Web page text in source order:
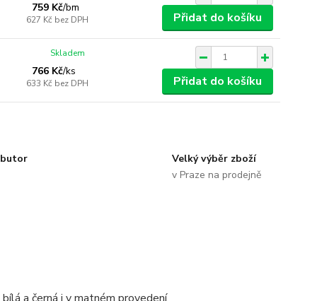
759 Kč/bm
627 Kč bez DPH Přidat do košíku
766 Kč/ks
633 Kč bez DPH
Skladem
Přidat do košíku
Velký výběr zboží
v Praze na prodejně